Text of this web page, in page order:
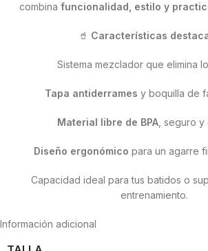
combina funcionalidad, estilo y
🥤 Características
Sistema mezclador que elimina
Tapa antiderrames y boquilla de
Material libre de BPA, seguro y
Diseño ergonómico para un agarre
Capacidad ideal para tus batidos o
entrenamiento.
Información adicional